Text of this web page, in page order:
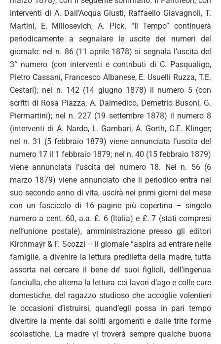
interventi di A. Dall’Acqua Giusti, Raffaello Giavagnoli, T.
Martini, E. Millosevich, A. Pick. “Il Tempo” continuerà
periodicamente a segnalare le uscite dei numeri del
giornale: nel n. 86 (11 aprile 1878) si segnala l’uscita del
3° numero (con interventi e contributi di C. Pasqualigo,
Pietro Cassani, Francesco Albanese, E. Usuelli Ruzza, T.E.
Cestari); nel n. 142 (14 giugno 1878) il numero 5 (con
scritti di Rosa Piazza, A. Dalmedico, Demetrio Busoni, G.
Piermartini); nel n. 227 (19 settembre 1878) il numero 8
(interventi di A. Nardo, L. Gambari, A. Gorth, C.E. Klinger;
nel n. 31 (5 febbraio 1879) viene annunciata l’uscita del
numero 17 il 1 febbraio 1879; nel n. 40 (15 febbraio 1879)
viene annunciata l’uscita del numero 18. Nel n. 56 (6
marzo 1879) viene annunciato che il periodico entra nel
suo secondo anno di vita, uscirà nei primi giorni del mese
con un fascicolo di 16 pagine più copertina – singolo
numero a cent. 60, a.a. £. 6 (Italia) e £. 7 (stati compresi
nell’unione postale), amministrazione presso gli editori
Kirchmaÿr & F. Scozzi – il giornale “aspira ad entrare nelle
famiglie, a divenire la lettura prediletta della madre, tutta
assorta nel cercare il bene de’ suoi figlioli, dell’ingenua
fanciulla, che alterna la lettura coi lavori d’ago e colle cure
domestiche, del ragazzo studioso che accoglie volentieri
le occasioni d’istruirsi, quand’egli possa in pari tempo
divertire la mente dai soliti argomenti e dalle trite forme
scolastiche. La madre vi troverà sempre qualche buona